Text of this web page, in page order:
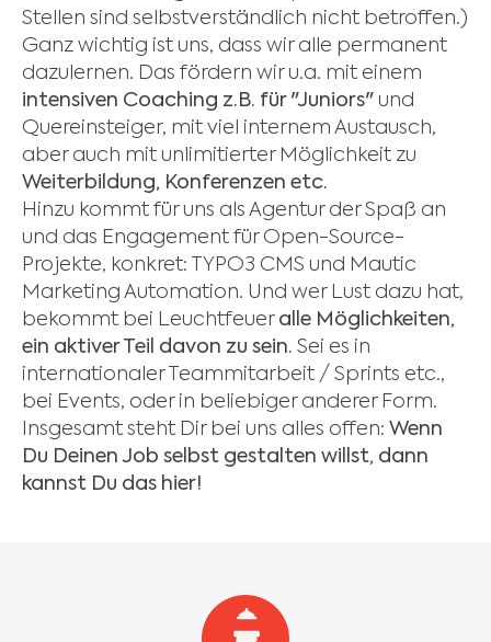
Stellen sind selbstverständlich nicht betroffen.)
Ganz wichtig ist uns, dass wir alle permanent
dazulernen. Das fördern wir u.a. mit einem
intensiven Coaching z.B. für "Juniors" und
Quereinsteiger, mit viel internem Austausch,
aber auch mit unlimitierter Möglichkeit zu
Weiterbildung, Konferenzen etc.
Hinzu kommt für uns als Agentur der Spaß an
und das Engagement für Open-Source-
Projekte, konkret: TYPO3 CMS und Mautic
Marketing Automation. Und wer Lust dazu hat,
bekommt bei Leuchtfeuer alle Möglichkeiten,
ein aktiver Teil davon zu sein. Sei es in
internationaler Teammitarbeit / Sprints etc.,
bei Events, oder in beliebiger anderer Form.
Insgesamt steht Dir bei uns alles offen: Wenn
Du Deinen Job selbst gestalten willst, dann
kannst Du das hier!